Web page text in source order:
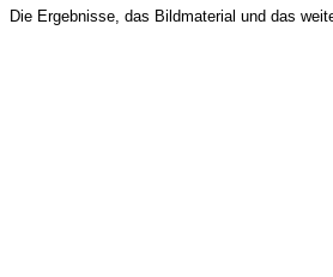
Die Ergebnisse, das Bildmaterial und das